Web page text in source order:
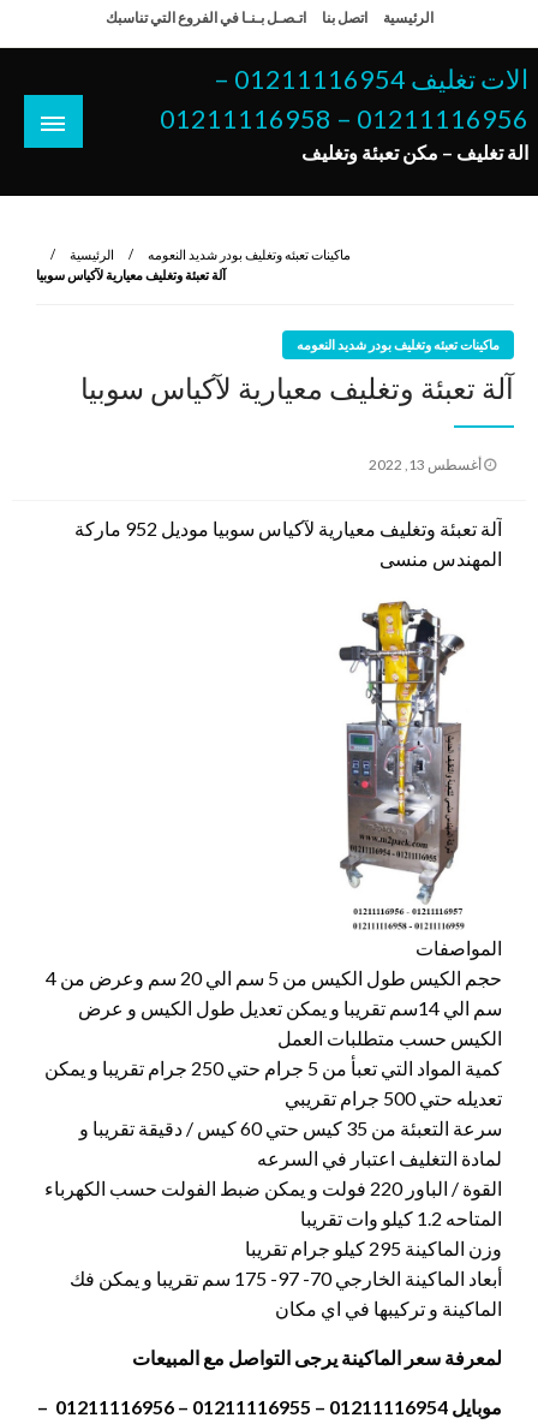
إلى
المحتوى
الرئيسية اتصل بنا اتـصـل بـنـا في الفروع التي تناسبك
الات تغليف 01211116954 –
01211116956 – 01211116958
الة تغليف – مكن تعبئة وتغليف
الرئيسية
ماكينات تعبئه وتغليف بودر شديد النعومه
آلة تعبئة وتغليف معيارية لآكياس سوبيا
ماكينات تعبئه وتغليف بودر شديد النعومه
آلة تعبئة وتغليف معيارية لآكياس سوبيا
نُشر
أغسطس 13, 2022
آلة تعبئة وتغليف معيارية لآكياس سوبيا موديل 952 ماركة
المهندس منسى
المواصفات
حجم الكيس طول الكيس من 5 سم الي 20 سم وعرض من 4
سم الي 14سم تقريبا و يمكن تعديل طول الكيس و عرض
الكيس حسب متطلبات العمل
كمية المواد التي تعبأ من 5 جرام حتي 250 جرام تقريبا و يمكن
تعديله حتي 500 جرام تقريبي
سرعة التعبئة من 35 كيس حتي 60 كيس / دقيقة تقريبا و
لمادة التغليف اعتبار في السرعه
القوة / الباور 220 فولت و يمكن ضبط الفولت حسب الكهرباء
المتاحه 1.2 كيلو وات تقريبا
وزن الماكينة 295 كيلو جرام تقريبا
أبعاد الماكينة الخارجي 70- 97- 175 سم تقريبا و يمكن فك
الماكينة و تركيبها في اي مكان
لمعرفة سعر الماكينة يرجى التواصل مع المبيعات
موبايل 01211116954 – 01211116955 – 01211116956 –